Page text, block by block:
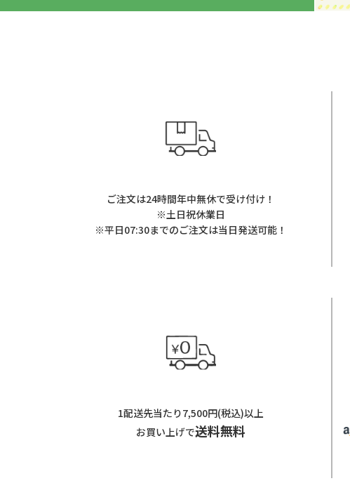
ご注文は24時間年中無休で受け付け！
※土日祝休業日
※平日07:30までのご注文は当日発送可能！
1配送先当たり7,500円(税込)以上
お買い上げで送料無料